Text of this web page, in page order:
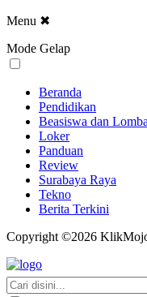
Menu ✖
Mode Gelap
Beranda
Pendidikan
Beasiswa dan Lomba
Loker
Panduan
Review
Surabaya Raya
Tekno
Berita Terkini
Copyright ©2026